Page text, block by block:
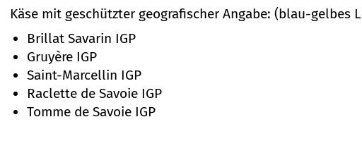
Käse mit geschützter geografischer Angabe: (blau-gelbes
Brillat Savarin IGP
Gruyère IGP
Saint-Marcellin IGP
Raclette de Savoie IGP
Tomme de Savoie IGP